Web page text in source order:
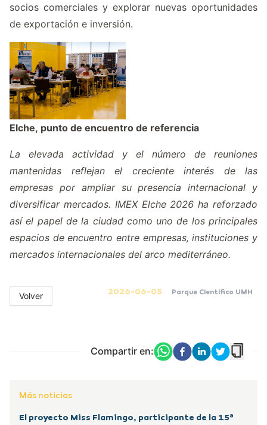
socios comerciales y explorar nuevas oportunidades
de exportación e inversión.
Elche, punto de encuentro de referencia
La elevada actividad y el número de reuniones
mantenidas reflejan el creciente interés de las
empresas por ampliar su presencia internacional y
diversificar mercados. IMEX Elche 2026 ha reforzado
así el papel de la ciudad como uno de los principales
espacios de encuentro entre empresas, instituciones y
mercados internacionales del arco mediterráneo.
Volver 2026-06-05 Parque Científico UMH
Compartir en:
Más noticias
El proyecto Miss Flamingo, participante de la 15ª